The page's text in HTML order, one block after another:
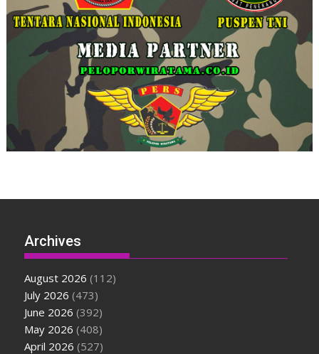
Archives
August 2026 (112)
July 2026 (473)
June 2026 (392)
May 2026 (408)
April 2026 (527)